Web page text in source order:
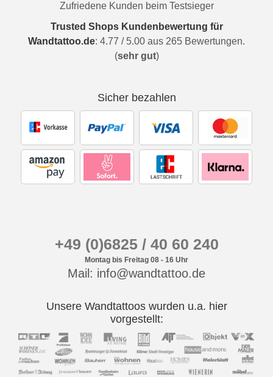
Zufriedene Kunden beim Testsieger
Trusted Shops Kundenbewertung für
Wandtattoo.de: 4.77 / 5.00 aus 265 Bewertungen.
(sehr gut)
Sicher bezahlen
+49 (0)6825 / 40 60 240
Montag bis Freitag 08 - 16 Uhr
Mail: info@wandtattoo.de
Unsere Wandtattoos wurden u.a. hier
vorgestellt: